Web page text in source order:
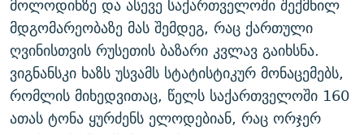
მოლოდინზე და ასევე საქართველოში შექმნილ
მდგომარეობაზე მას შემდეგ, რაც ქართული
ღვინისთვის რუსეთის ბაზარი კვლავ გაიხსნა.
ვიგნანსკი ხაზს უსვამს სტატისტიკურ მონაცემებს,
რომლის მიხედვითაც, წელს საქართველოში 160
ათას ტონა ყურძენს ელოდებიან, რაც ორჯერ